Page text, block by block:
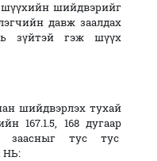
шийдвэрийг
давж заалдах
зүйтэй гэж шүүх
шийдвэрлэх тухай
167.1.5, 168 дугаар
т заасныг тус тус
НЬ: